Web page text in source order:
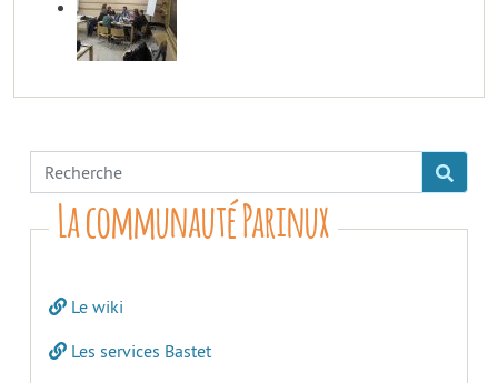
La communauté Parinux
Le wiki
Les services Bastet